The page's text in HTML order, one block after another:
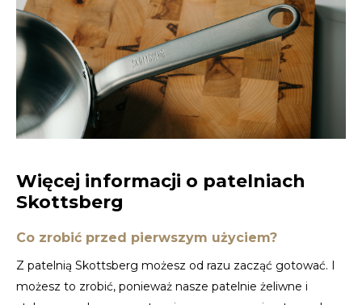
Więcej informacji o patelniach
Skottsberg
Co zrobić przed pierwszym użyciem?
Z patelnią Skottsberg możesz od razu zacząć gotować. I
możesz to zrobić, ponieważ nasze patelnie żeliwne i